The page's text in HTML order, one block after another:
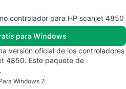
controlador para HP scanjet 4850
para Windows
versión oficial de los controladores
4850. Este paquete de
Windows 7